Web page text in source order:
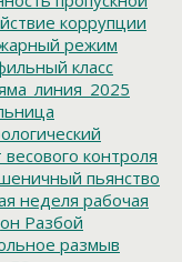
коррупции
режим
класс
весового контроля
пьянство
неделя рабочая
Разбой
размыв